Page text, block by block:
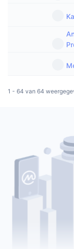
1 - 64 van 64